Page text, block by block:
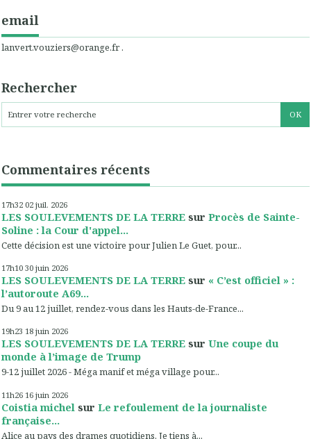
email
lanvert.vouziers@orange.fr .
Rechercher
Commentaires récents
17h32 02 juil. 2026
LES SOULEVEMENTS DE LA TERRE sur Procès de Sainte-
Soline : la Cour d'appel...
Cette décision est une victoire pour Julien Le Guet, pour...
17h10 30 juin 2026
LES SOULEVEMENTS DE LA TERRE sur « C’est officiel » :
l’autoroute A69...
Du 9 au 12 juillet, rendez-vous dans les Hauts-de-France...
19h23 18 juin 2026
LES SOULEVEMENTS DE LA TERRE sur Une coupe du
monde à l’image de Trump
9-12 juillet 2026 - Méga manif et méga village pour...
11h26 16 juin 2026
Coistia michel sur Le refoulement de la journaliste
française...
Alice au pays des drames quotidiens. Je tiens à...